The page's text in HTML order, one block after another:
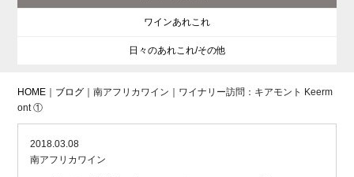
ワインあれこれ
日々のあれこれ/その他
HOME ブログ ｜南アフリカワイン｜ワイナリー訪問：キアモント Keerm
ont ①
2018.03.08
南アフリカワイン